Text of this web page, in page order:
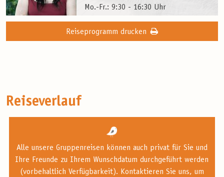
Mo.-Fr.: 9:30 - 16:30 Uhr
Reiseprogramm drucken
Reiseverlauf
Alle unsere Gruppenreisen können auch privat für Sie und
Ihre Freunde zu Ihrem Wunschdatum durchgeführt werden
(vorbehaltlich Verfügbarkeit). Kontaktieren Sie uns, um